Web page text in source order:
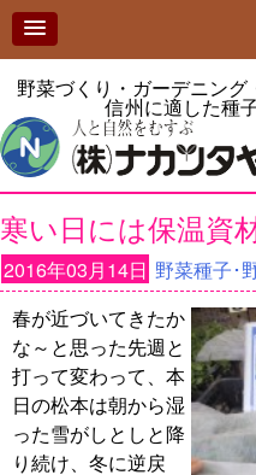
野菜づくり・ガーデニング
信州に適した種
寒い日には保温資
2016年03月14日 野菜種子･
春が近づいてきたか
な～と思った先週と
打って変わって、本
日の松本は朝から湿
った雪がしとしと降
り続け、冬に逆戻